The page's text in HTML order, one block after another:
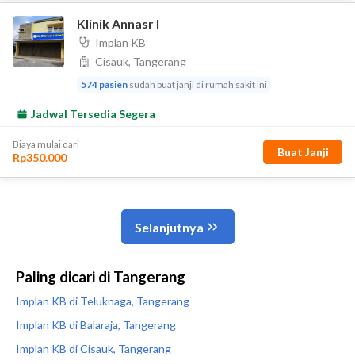
Paling dicari di Tangerang
Implan KB di Teluknaga, Tangerang
Implan KB di Balaraja, Tangerang
Implan KB di Cisauk, Tangerang